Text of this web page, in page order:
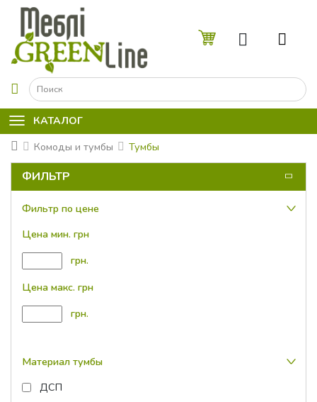
☰
КАТАЛОГ
Комоды и тумбы
Тумбы
ФИЛЬТР
Фильтр по цене
Цена мин. грн
грн.
Цена макс. грн
грн.
Материал тумбы
ДСП